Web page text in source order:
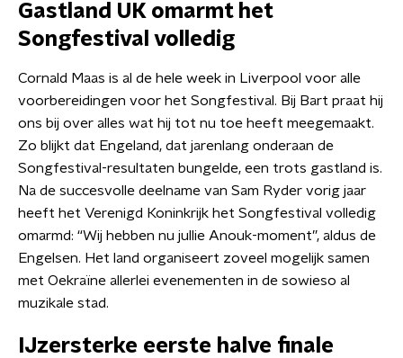
Gastland UK omarmt het
Songfestival volledig
Cornald Maas is al de hele week in Liverpool voor alle
voorbereidingen voor het Songfestival. Bij Bart praat hij
ons bij over alles wat hij tot nu toe heeft meegemaakt.
Zo blijkt dat Engeland, dat jarenlang onderaan de
Songfestival-resultaten bungelde, een trots gastland is.
Na de succesvolle deelname van Sam Ryder vorig jaar
heeft het Verenigd Koninkrijk het Songfestival volledig
omarmd: “Wij hebben nu jullie Anouk-moment”, aldus de
Engelsen. Het land organiseert zoveel mogelijk samen
met Oekraïne allerlei evenementen in de sowieso al
muzikale stad.
IJzersterke eerste halve finale